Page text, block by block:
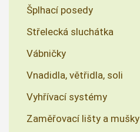
Šplhací posedy
Střelecká sluchátka
Vábničky
Vnadidla, větřidla, soli
Vyhřívací systémy
Zaměřovací lišty a mušky